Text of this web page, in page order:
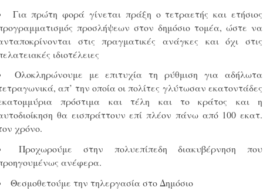
Για πρώτη φορά γίνεται πράξη ο τετραετής και ετήσιος
προσλήψεων στον δημόσιο τομέα, ώστε να
στις πραγματικές ανάγκες και όχι στις
ιδιοτέλειες
Ολοκληρώνουμε με επιτυχία τη ρύθμιση για αδήλωτα
απ’ την οποία οι πολίτες γλύτωσαν εκατοντάδες
πρόστιμα και τέλη και το κράτος και η
θα εισπράττουν επί πλέον πάνω από 100 εκατ.
χρόνο.
Προχωρούμε στην πολυεπίπεδη διακυβέρνηση που
ανέφερα.
Θεσμοθετούμε την τηλεργασία στο Δημόσιο